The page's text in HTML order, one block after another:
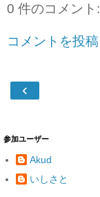
0 件のコメント:
コメントを投稿
‹
参加ユーザー
Akud
いしさと